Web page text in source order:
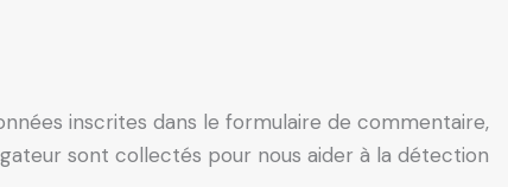
inscrites dans le formulaire de commentaire,
sont collectés pour nous aider à la détection